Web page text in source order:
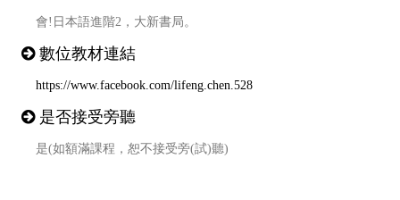
會!日本語進階2，大新書局。
數位教材連結
https://www.facebook.com/lifeng.chen.528
是否接受旁聽
是(如額滿課程，恕不接受旁(試)聽)